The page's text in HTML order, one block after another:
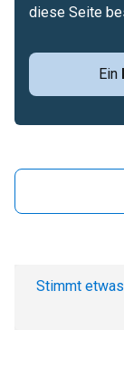
Ein
diese Seite
Stimmt